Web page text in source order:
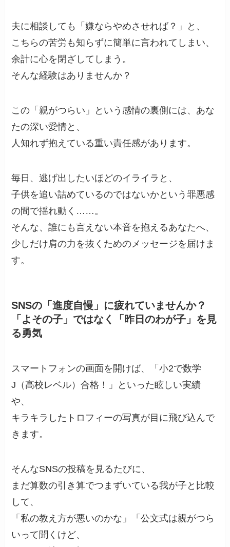
夫に相談しても「嫌ならやめさせれば？」と、
こちらの苦労も知らずに簡単に言われてしまい、
余計に心を閉ざしてしまう。
そんな経験はありませんか？
この「親がつらい」という感情の裏側には、あな
たの深い愛情と、
人知れず抱えている重い責任感があります。
毎日、逃げ出したいほどのイライラと、
子供を追い詰めているのではないかという罪悪感
の間で揺れ動く……。
そんな、誰にも言えない本音を抱えるあなたへ、
少しだけ肩の力を抜くためのメッセージを届けま
す。
SNSの「進度自慢」に疲れていませんか？
「よその子」ではなく「昨日のわが子」を見
る勇気
スマートフォンの画面を開けば、「小2で数学
J（高校レベル）合格！」といった眩しい実績
や、
キラキラしたトロフィーの写真が目に飛び込んで
きます。
そんなSNSの投稿を見るたびに、
まだ算数の引き算でつまずいている我が子と比較
して、
「私の教え方が悪いのかな」「公文式は親がつら
いって聞くけど、